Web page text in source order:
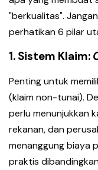
"berkualitas".
perhatikan 6 pilar
1. Sistem Klaim:
Penting untuk
(klaim non-tunai).
perlu menunjukkan
rekanan, dan
menanggung biaya
praktis